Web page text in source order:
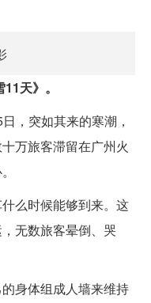
天》。
，突如其来的寒潮，
万旅客滞留在广州火
么时候能够到来。这
无数旅客晕倒、哭
身体组成人墙来维持